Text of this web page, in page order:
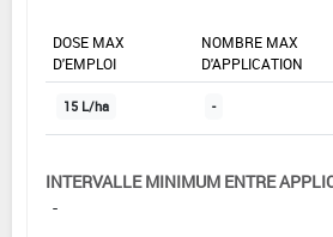
DOSE MAX
D'EMPLOI
NOMBRE MAX
D'APPLICATION
15 L/ha -
INTERVALLE MINIMUM ENTRE
-